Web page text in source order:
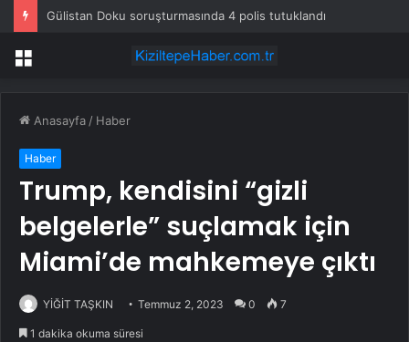
Gülistan Doku soruşturmasında 4 polis tutuklandı
Menü
Anasayfa / Haber
Haber
Trump, kendisini “gizli
belgelerle” suçlamak için
Miami’de mahkemeye çıktı
YİĞİT TAŞKIN Temmuz 2, 2023 0 7
1 dakika okuma süresi